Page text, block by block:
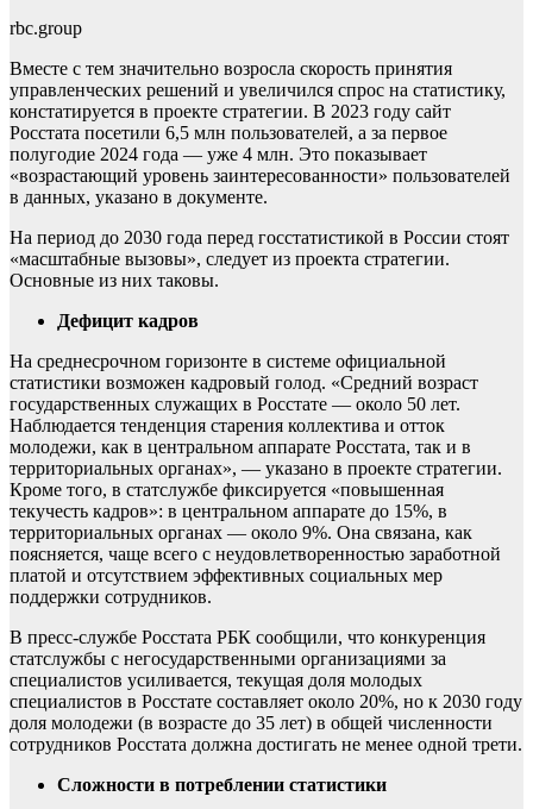
rbc.group
Вместе с тем значительно возросла скорость принятия
управленческих решений и увеличился спрос на статистику,
констатируется в проекте стратегии. В 2023 году сайт
Росстата посетили 6,5 млн пользователей, а за первое
полугодие 2024 года — уже 4 млн. Это показывает
«возрастающий уровень заинтересованности» пользователей
в данных, указано в документе.
На период до 2030 года перед госстатистикой в России стоят
«масштабные вызовы», следует из проекта стратегии.
Основные из них таковы.
Дефицит кадров
На среднесрочном горизонте в системе официальной
статистики возможен кадровый голод. «Средний возраст
государственных служащих в Росстате — около 50 лет.
Наблюдается тенденция старения коллектива и отток
молодежи, как в центральном аппарате Росстата, так и в
территориальных органах», — указано в проекте стратегии.
Кроме того, в статслужбе фиксируется «повышенная
текучесть кадров»: в центральном аппарате до 15%, в
территориальных органах — около 9%. Она связана, как
поясняется, чаще всего с неудовлетворенностью заработной
платой и отсутствием эффективных социальных мер
поддержки сотрудников.
В пресс-службе Росстата РБК сообщили, что конкуренция
статслужбы с негосударственными организациями за
специалистов усиливается, текущая доля молодых
специалистов в Росстате составляет около 20%, но к 2030 году
доля молодежи (в возрасте до 35 лет) в общей численности
сотрудников Росстата должна достигать не менее одной трети.
Сложности в потреблении статистики